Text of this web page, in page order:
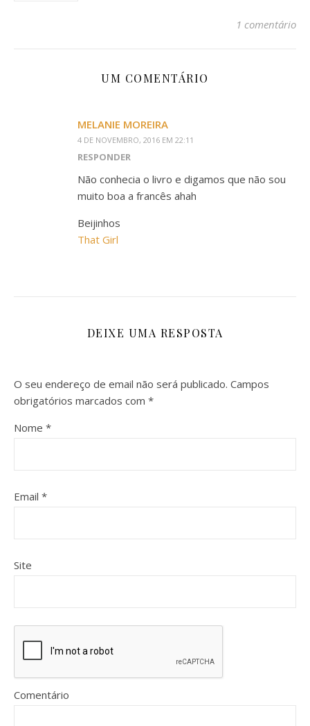
1 comentário
UM COMENTÁRIO
MELANIE MOREIRA
4 DE NOVEMBRO, 2016 EM 22:11
RESPONDER
Não conhecia o livro e digamos que não sou
muito boa a francês ahah
Beijinhos
That Girl
DEIXE UMA RESPOSTA
O seu endereço de email não será publicado. Campos
obrigatórios marcados com *
Nome *
Email *
Site
Comentário